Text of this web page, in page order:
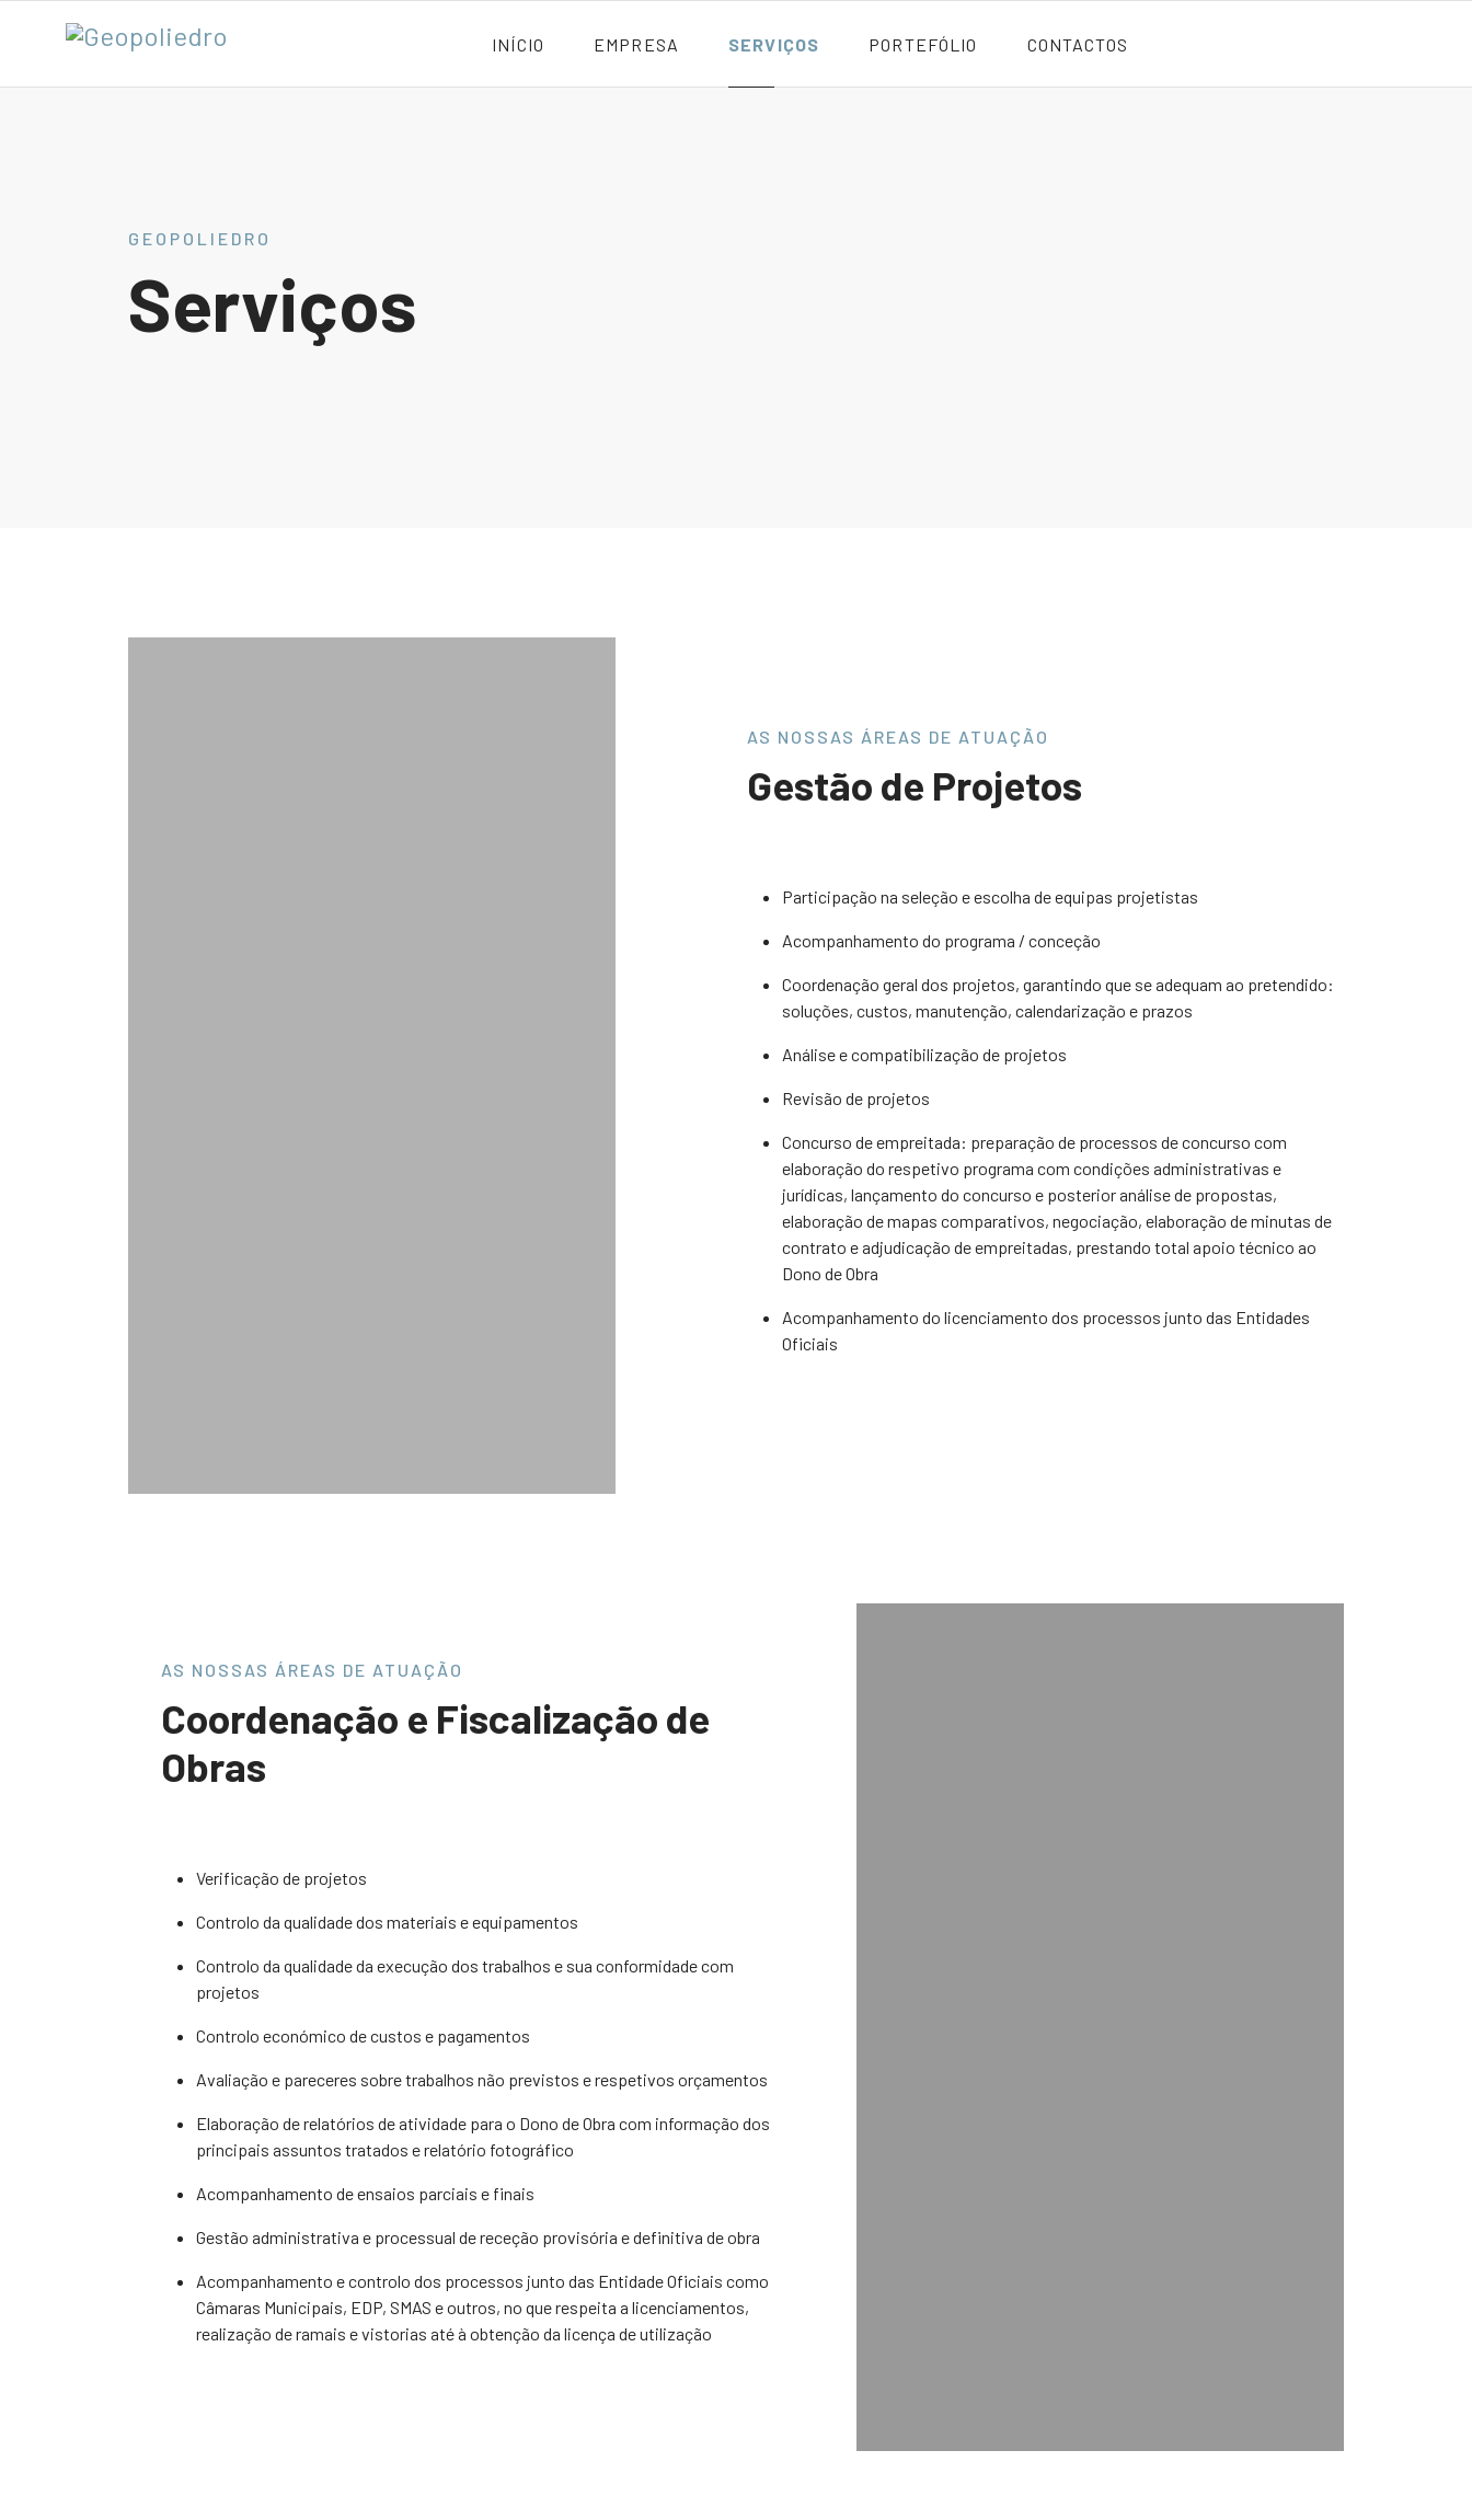
INÍCIO EMPRESA SERVIÇOS PORTEFÓLIO CONTACTOS
GEOPOLIEDRO
Serviços
AS NOSSAS ÁREAS DE ATUAÇÃO
Gestão de Projetos
Participação na seleção e escolha de equipas projetistas
Acompanhamento do programa / conceção
Coordenação geral dos projetos, garantindo que se adequam ao pretendido:
soluções, custos, manutenção, calendarização e prazos
Análise e compatibilização de projetos
Revisão de projetos
Concurso de empreitada: preparação de processos de concurso com
elaboração do respetivo programa com condições administrativas e
jurídicas, lançamento do concurso e posterior análise de propostas,
elaboração de mapas comparativos, negociação, elaboração de minutas de
contrato e adjudicação de empreitadas, prestando total apoio técnico ao
Dono de Obra
Acompanhamento do licenciamento dos processos junto das Entidades
Oficiais
AS NOSSAS ÁREAS DE ATUAÇÃO
Coordenação e Fiscalização de
Obras
Verificação de projetos
Controlo da qualidade dos materiais e equipamentos
Controlo da qualidade da execução dos trabalhos e sua conformidade com
projetos
Controlo económico de custos e pagamentos
Avaliação e pareceres sobre trabalhos não previstos e respetivos orçamentos
Elaboração de relatórios de atividade para o Dono de Obra com informação dos
principais assuntos tratados e relatório fotográfico
Acompanhamento de ensaios parciais e finais
Gestão administrativa e processual de receção provisória e definitiva de obra
Acompanhamento e controlo dos processos junto das Entidade Oficiais como
Câmaras Municipais, EDP, SMAS e outros, no que respeita a licenciamentos,
realização de ramais e vistorias até à obtenção da licença de utilização